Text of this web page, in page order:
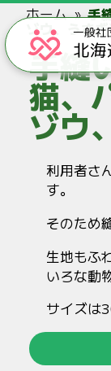
ホーム 手
ゾウ、うさ
手縫
猫、
ゾウ
利用者さ
す。
そのため
生地もふ
いろな動
サイズは